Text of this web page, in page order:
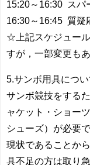
15:20～16:30 スパ
16:30～16:45 質疑
☆上記スケジュー
すが，一部変更もあ
5.サンボ用具につい
サンボ競技をする
ャケット・ショーツ
シューズ）が必要
現状であることか
具不足の方は取り